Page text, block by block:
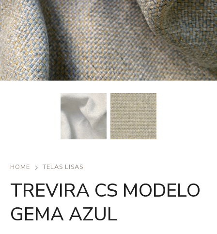
HOME TELAS LISAS
TREVIRA CS MODELO
GEMA AZUL